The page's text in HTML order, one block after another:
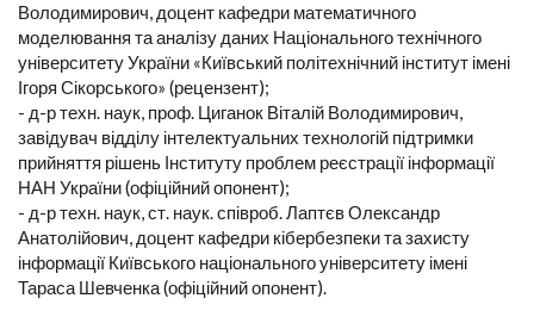
Володимирович, доцент кафедри математичного
моделювання та аналізу даних Національного технічного
університету України «Київський політехнічний інститут імені
Ігоря Сікорського» (рецензент);
- д-р техн. наук, проф. Циганок Віталій Володимирович,
завідувач відділу інтелектуальних технологій підтримки
прийняття рішень Інституту проблем реєстрації інформації
НАН України (офіційний опонент);
- д-р техн. наук, ст. наук. співроб. Лаптєв Олександр
Анатолійович, доцент кафедри кібербезпеки та захисту
інформації Київського національного університету імені
Тараса Шевченка (офіційний опонент).